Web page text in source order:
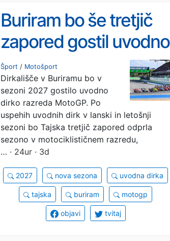
Buriram bo še tretjič
zapored gostil uvodno
dirko sezone razreda
MotoGP
Šport / Motošport
Dirkališče v Buriramu bo v
sezoni 2027 gostilo uvodno
dirko razreda MotoGP. Po
uspehih uvodnih dirk v lanski in letošnji
sezoni bo Tajska tretjič zapored odprla
sezono v motociklističnem razredu,
… · 24ur · 3d
2027 nova sezona uvodna dirka
tajska buriram motogp
objavi tvitaj